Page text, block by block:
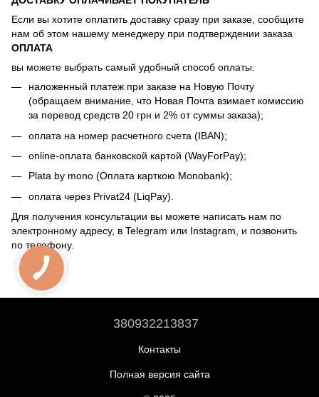
Если вы хотите оплатить доставку сразу при заказе, сообщите
нам об этом нашему менеджеру при подтверждении заказа
ОПЛАТА
вы можете выбрать самый удобный способ оплаты:
наложенный платеж при заказе на Новую Почту
(обращаем внимание, что Новая Почта взимает комиссию
за перевод средств 20 грн и 2% от суммы заказа);
оплата на номер расчетного счета (IBAN);
online-оплата банковской картой (WayForPay);
Plata by mono (Оплата карткою Monobank);
оплата через Privat24 (LiqPay).
Для получения консультации вы можете написать нам по
электронному адресу, в Telegram или Instagram, и позвонить
по телефону.
380932213837
Контакты
Полная версия сайта